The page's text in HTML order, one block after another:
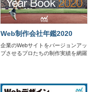
Web制作会社年鑑2020
企業のWebサイトをバージョンアッ
プさせるプロたちの制作実績を網羅